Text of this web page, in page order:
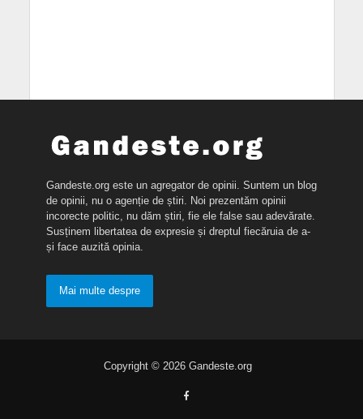
Gandeste.org este un agregator de opinii. Suntem un blog
de opinii, nu o agenție de știri. Noi prezentăm opinii
incorecte politic, nu dăm știri, fie ele false sau adevărate.
Susținem libertatea de expresie și dreptul fiecăruia de a-
și face auzită opinia.
Mai multe despre
Copyright © 2026 Gandeste.org